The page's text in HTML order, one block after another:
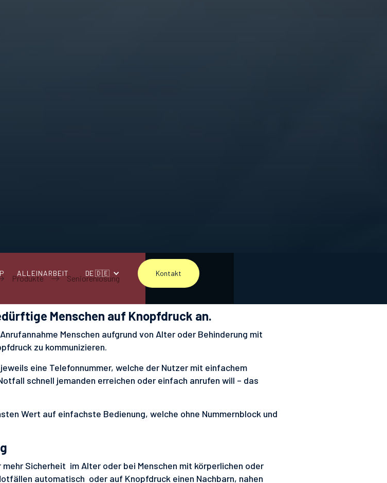
ALLEINARBEIT DE 🇩🇪 Kontakt
Produkte Seniorenlösung
Menschen auf Knopfdruck an.
Menschen aufgrund von Alter oder Behinderung mit
zu kommunizieren.
eine Telefonnummer, welche der Nutzer mit einfachem
schnell jemanden erreichen oder einfach anrufen will – das
Wert auf einfachste Bedienung, welche ohne Nummernblock und
Sicherheit im Alter oder bei Menschen mit körperlichen oder
automatisch oder auf Knopfdruck einen Nachbarn, nahen